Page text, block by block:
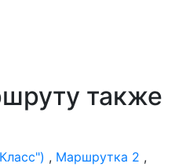
также
, Маршрутка 2 ,